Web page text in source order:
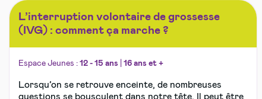
L’interruption volontaire de grossesse
(IVG) : comment ça marche ?
Espace Jeunes : 12 - 15 ans 16 ans et +
Lorsqu’on se retrouve enceinte, de nombreuses
questions se bousculent dans notre tête. Il peut être